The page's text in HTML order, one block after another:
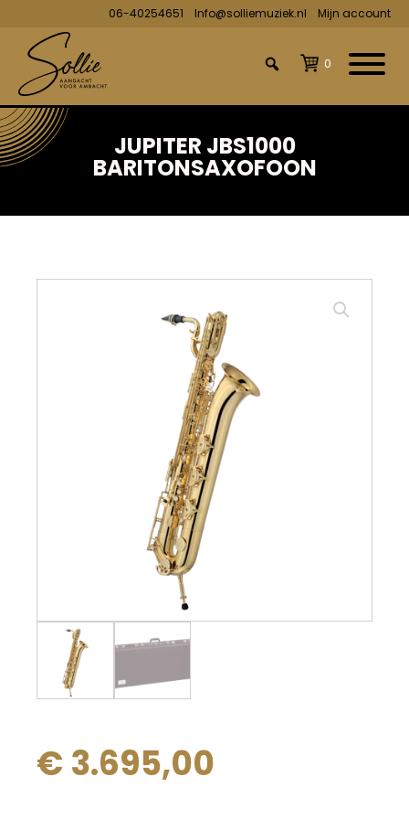
06-40254651 Info@solliemuziek.nl Mijn account
0
JUPITER JBS1000
BARITONSAXOFOON
€ 3.695,00